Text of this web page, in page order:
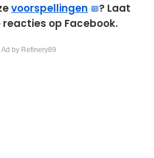
voorspellingen
? Laat
op Facebook.
by Refinery89